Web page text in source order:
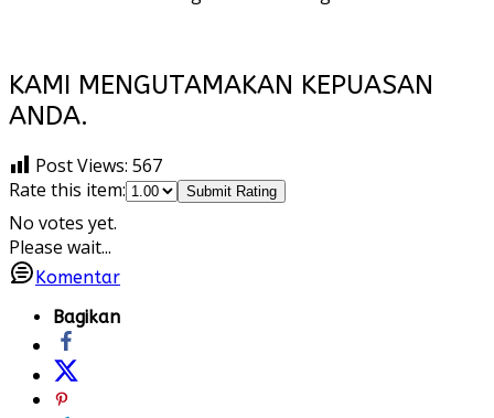
KAMI MENGUTAMAKAN KEPUASAN
ANDA.
Post Views: 567
Rate this item:
Submit Rating
No votes yet.
Please wait...
Komentar
Bagikan